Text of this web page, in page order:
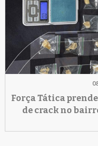
Força Tática
de crack no